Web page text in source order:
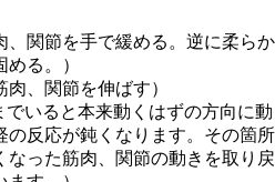
、関節を手で緩める。逆に柔らか
る。）
、関節を伸ばす）
でいると本来動くはずの方向に動
の反応が鈍くなります。その箇所
なった筋肉、関節の動きを取り戻